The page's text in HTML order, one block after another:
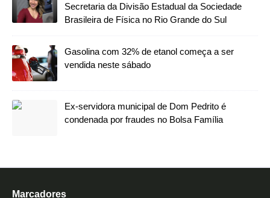
Secretaria da Divisão Estadual da Sociedade
Brasileira de Física no Rio Grande do Sul
Gasolina com 32% de etanol começa a ser
vendida neste sábado
Ex-servidora municipal de Dom Pedrito é
condenada por fraudes no Bolsa Família
Marcadores